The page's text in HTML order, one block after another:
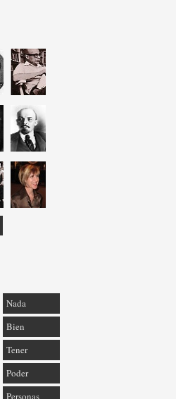
Nada
Bien
Tener
Poder
Personas